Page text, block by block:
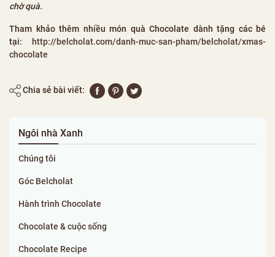
chờ quà.
Tham khảo thêm nhiều món quà Chocolate dành tặng các bé
tại: http://belcholat.com/danh-muc-san-pham/belcholat/xmas-
chocolate
Chia sẻ bài viết:
Ngôi nhà Xanh
Chúng tôi
Góc Belcholat
Hành trình Chocolate
Chocolate & cuộc sống
Chocolate Recipe